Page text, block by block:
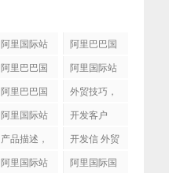
阿里国际站
国际站托管
服务，阿里
服务
阿里巴巴国
阿里巴巴国
阿里国际站
阿里巴巴国
作
外贸技巧，
阿里国际站
开发客户
产品描述，
开发信 外贸
阿里国际站
阿里国际国